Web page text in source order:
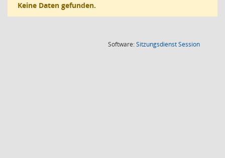
Keine Daten gefunden.
Software:SitzungsdienstSession(Wird in